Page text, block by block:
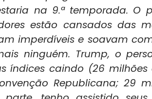
na 9.ª temporada. O
estão cansados das
imperdíveis e soavam
ninguém. Trump, o
índices caindo (26
Republicana; 29